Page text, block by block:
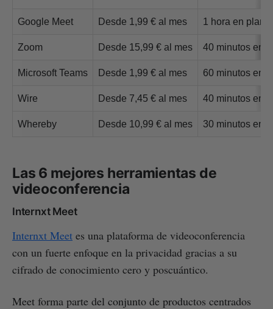
Google Meet Desde 1,99 € al mes 1 hora en
Zoom Desde 15,99 € al mes 40 minutos en
Microsoft Teams Desde 1,99 € al mes 60 minutos en
Wire Desde 7,45 € al mes 40 minutos en
Whereby Desde 10,99 € al mes 30 minutos en
Las 6 mejores herramientas de
videoconferencia
Internxt Meet
Internxt Meet es una plataforma de videoconferencia
con un fuerte enfoque en la privacidad gracias a su
cifrado de conocimiento cero y poscuántico.
Meet forma parte del conjunto de productos centrados